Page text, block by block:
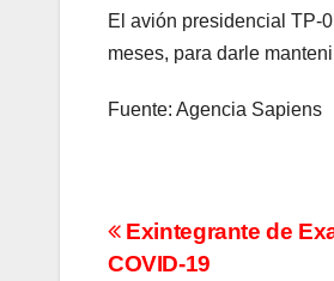
El avión presidencial TP-
meses, para darle
Fuente: Agencia Sapiens
Navegación
Exintegrante de
COVID-19